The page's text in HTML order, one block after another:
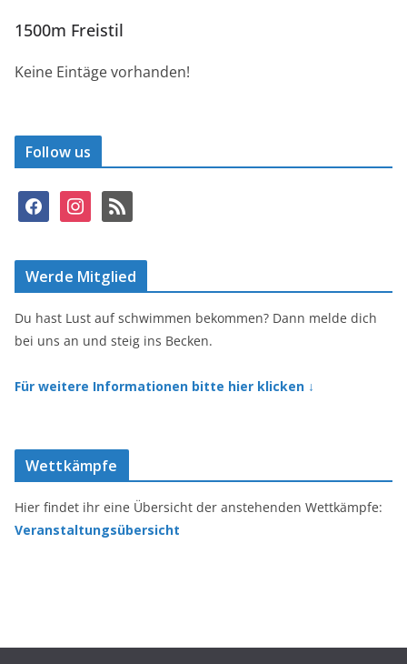
1500m Freistil
Keine Eintäge vorhanden!
Follow us
a
e
o
o
n
t
a
g
r
s
Werde Mitglied
Du hast Lust auf schwimmen bekommen? Dann melde dich
bei uns an und steig ins Becken.
Für weitere Informationen bitte hier klicken ↓
Wettkämpfe
Hier findet ihr eine Übersicht der anstehenden Wettkämpfe:
Veranstaltungsübersicht